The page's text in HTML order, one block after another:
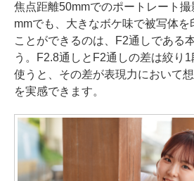
焦点距離50mmでのポートレート
mmでも、大きなボケ味で被写体を
ことができるのは、F2通しである
う。F2.8通しとF2通しの差は絞り
使うと、その差が表現力において
を実感できます。